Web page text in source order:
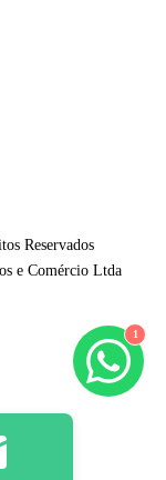
1
Reservados
e Comércio Ltda